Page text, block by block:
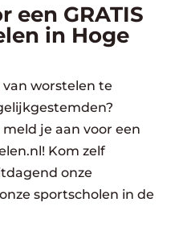
een GRATIS
in Hoge
van worstelen te
je aan voor een
Kom zelf
onze
sportscholen in de